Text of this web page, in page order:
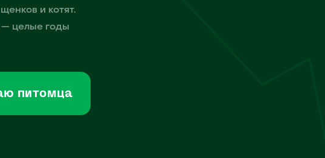
и котят.
— целые годы
питомца